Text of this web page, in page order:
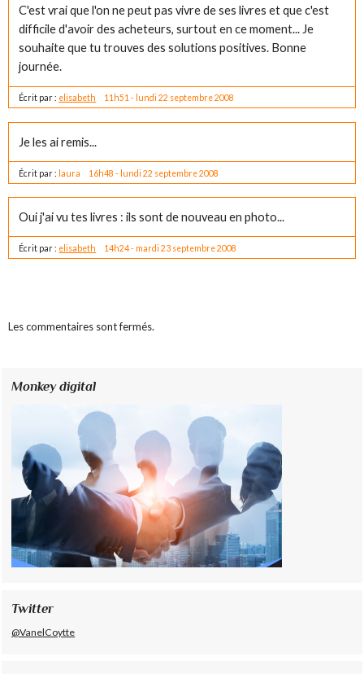
C'est vrai que l'on ne peut pas vivre de ses livres et que c'est
difficile d'avoir des acheteurs, surtout en ce moment... Je
souhaite que tu trouves des solutions positives. Bonne
journée.
Écrit par : elisabeth 11h51 - lundi 22 septembre 2008
Je les ai remis...
Écrit par : laura 16h48 - lundi 22 septembre 2008
Oui j'ai vu tes livres : ils sont de nouveau en photo...
Écrit par : elisabeth 14h24- mardi 23 septembre 2008
Les commentaires sont fermés.
Monkey digital
Twitter
@VanelCoytte